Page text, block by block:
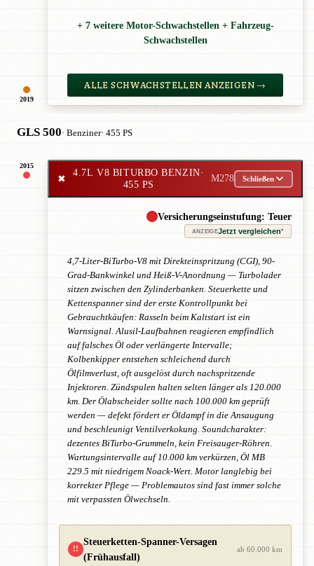
2019
+ 7 weitere Motor-Schwachstellen + Fahrzeug-
Schwachstellen
ALLE SCHWACHSTELLEN ANZEIGEN →
GLS 500· Benziner· 455 PS
2015
✖
4.7L V8 BITURBO BENZIN·
455 PS
M278 Schließen
Versicherungseinstufung: Teuer
ANZEIGEJetzt vergleichen*
4,7-Liter-BiTurbo-V8 mit Direkteinspritzung (CGI), 90-
Grad-Bankwinkel und Heiß-V-Anordnung — Turbolader
sitzen zwischen den Zylinderbanken. Steuerkette und
Kettenspanner sind der erste Kontrollpunkt bei
Gebrauchtkäufen: Rasseln beim Kaltstart ist ein
Warnsignal. Alusil-Laufbahnen reagieren empfindlich
auf falsches Öl oder verlängerte Intervalle;
Kolbenkipper entstehen schleichend durch
Ölfilmverlust, oft ausgelöst durch nachspritzende
Injektoren. Zündspulen halten selten länger als 120.000
km. Der Ölabscheider sollte nach 100.000 km geprüft
werden — defekt fördert er Öldampf in die Ansaugung
und beschleunigt Ventilverkokung. Soundcharakter:
dezentes BiTurbo-Grummeln, kein Freisauger-Röhren.
Wartungsintervalle auf 10.000 km verkürzen, Öl MB
229.5 mit niedrigem Noack-Wert. Motor langlebig bei
korrekter Pflege — Problemautos sind fast immer solche
mit verpassten Ölwechseln.
!!
Steuerketten-Spanner-Versagen
(Frühausfall)
ab 60.000 km